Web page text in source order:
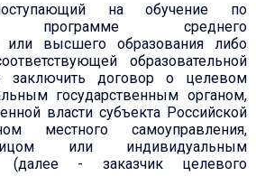
на обучение по
программе среднего
или высшего образования либо
образовательной
заключить договор о целевом
государственным органом,
власти субъекта Российской
местного самоуправления,
или индивидуальным
(далее - заказчик целевого